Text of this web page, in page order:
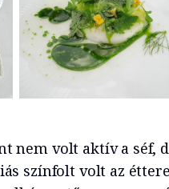
nem volt aktív a séf,
színfolt volt az